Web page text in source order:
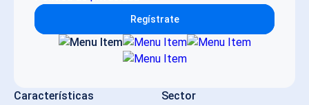
Regístrate
Características
Sector